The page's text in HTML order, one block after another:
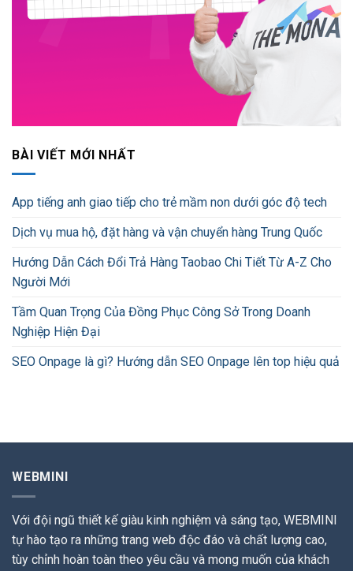
BÀI VIẾT MỚI NHẤT
App tiếng anh giao tiếp cho trẻ mầm non dưới góc độ tech
Dịch vụ mua hộ, đặt hàng và vận chuyển hàng Trung Quốc
Hướng Dẫn Cách Đổi Trả Hàng Taobao Chi Tiết Từ A-Z Cho
Người Mới
Tầm Quan Trọng Của Đồng Phục Công Sở Trong Doanh
Nghiệp Hiện Đại
SEO Onpage là gì? Hướng dẫn SEO Onpage lên top hiệu quả
WEBMINI
Với đội ngũ thiết kế giàu kinh nghiệm và sáng tạo, WEBMINI
tự hào tạo ra những trang web độc đáo và chất lượng cao,
tùy chỉnh hoàn toàn theo yêu cầu và mong muốn của khách